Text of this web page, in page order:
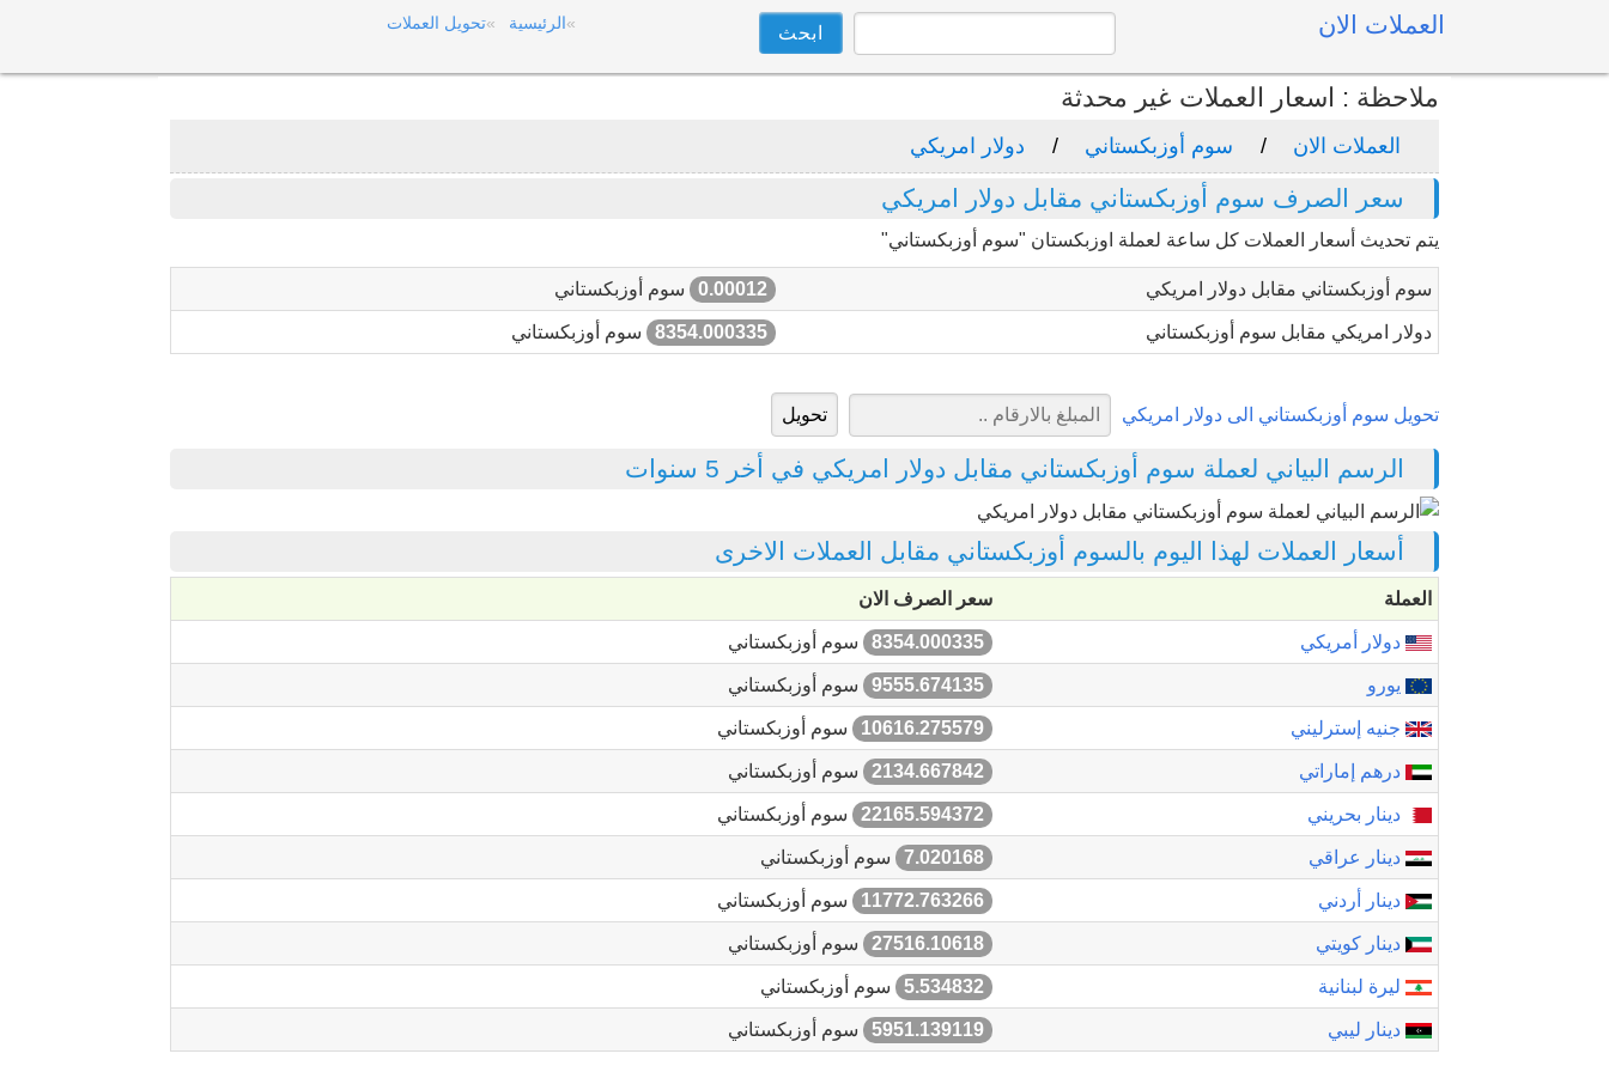
العملات الان الرئيسية تحويل العملات
ملاحظة : اسعار العملات غير محدثة
العملات الان سوم أوزبكستاني دولار امريكي
سعر الصرف سوم أوزبكستاني مقابل دولار امريكي
يتم تحديث أسعار العملات كل ساعة لعملة اوزبكستان "سوم أوزبكستاني"
سوم أوزبكستاني مقابل دولار امريكي 0.00012 سوم أوزبكستاني
دولار امريكي مقابل سوم أوزبكستاني 8354.000335 سوم أوزبكستاني
تحويل سوم أوزبكستاني الى دولار امريكي
الرسم البياني لعملة سوم أوزبكستاني مقابل دولار امريكي في أخر 5 سنوات
أسعار العملات لهذا اليوم بالسوم أوزبكستاني مقابل العملات الاخرى
العملة سعر الصرف الان
دولار أمريكي 8354.000335 سوم أوزبكستاني
يورو 9555.674135 سوم أوزبكستاني
جنيه إسترليني 10616.275579 سوم أوزبكستاني
درهم إماراتي 2134.667842 سوم أوزبكستاني
دينار بحريني 22165.594372 سوم أوزبكستاني
دينار عراقي 7.020168 سوم أوزبكستاني
دينار أردني 11772.763266 سوم أوزبكستاني
دينار كويتي 27516.10618 سوم أوزبكستاني
ليرة لبنانية 5.534832 سوم أوزبكستاني
دينار ليبي 5951.139119 سوم أوزبكستاني